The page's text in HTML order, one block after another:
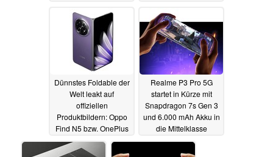
Dünnstes Foldable der
Welt leakt auf
offiziellen
Produktbildern: Oppo
Find N5 bzw. OnePlus
Open 2 zeigt sich in
drei Farben
07.02.2025
Realme P3 Pro 5G
startet in Kürze mit
Snapdragon 7s Gen 3
und 6.000 mAh Akku in
die Mittelklasse
06.02.2025